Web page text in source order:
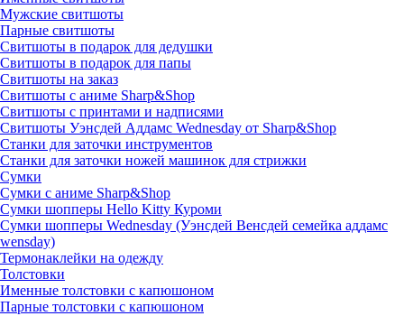
Мужские свитшоты
Парные свитшоты
Свитшоты в подарок для дедушки
Свитшоты в подарок для папы
Свитшоты на заказ
Свитшоты с аниме Sharp&Shop
Свитшоты с принтами и надписями
Свитшоты Уэнсдей Аддамс Wednesday от Sharp&Shop
Станки для заточки инструментов
Станки для заточки ножей машинок для стрижки
Сумки
Сумки с аниме Sharp&Shop
Сумки шопперы Hello Kitty Куроми
Сумки шопперы Wednesday (Уэнсдей Венсдей семейка аддамс
wensday)
Термонаклейки на одежду
Толстовки
Именные толстовки с капюшоном
Парные толстовки с капюшоном